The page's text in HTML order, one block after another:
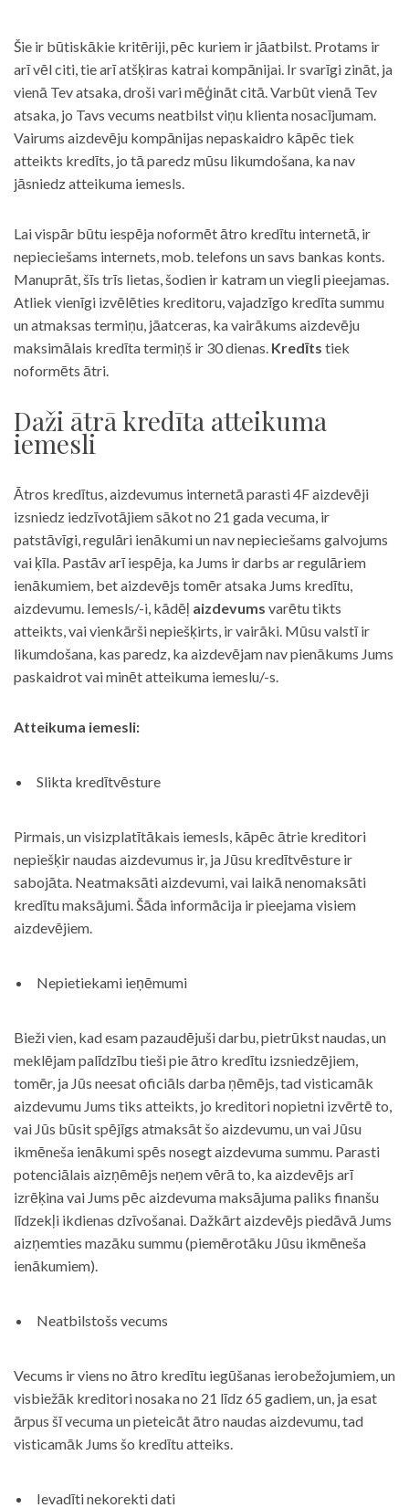
Šie ir būtiskākie kritēriji, pēc kuriem ir jāatbilst. Protams ir
arī vēl citi, tie arī atšķiras katrai kompānijai. Ir svarīgi zināt, ja
vienā Tev atsaka, droši vari mēģināt citā. Varbūt vienā Tev
atsaka, jo Tavs vecums neatbilst viņu klienta nosacījumam.
Vairums aizdevēju kompānijas nepaskaidro kāpēc tiek
atteikts kredīts, jo tā paredz mūsu likumdošana, ka nav
jāsniedz atteikuma iemesls.
Lai vispār būtu iespēja noformēt ātro kredītu internetā, ir
nepieciešams internets, mob. telefons un savs bankas konts.
Manuprāt, šīs trīs lietas, šodien ir katram un viegli pieejamas.
Atliek vienīgi izvēlēties kreditoru, vajadzīgo kredīta summu
un atmaksas termiņu, jāatceras, ka vairākums aizdevēju
maksimālais kredīta termiņš ir 30 dienas. Kredīts tiek
noformēts ātri.
Daži ātrā kredīta atteikuma
iemesli
Ātros kredītus, aizdevumus internetā parasti 4F aizdevēji
izsniedz iedzīvotājiem sākot no 21 gada vecuma, ir
patstāvīgi, regulāri ienākumi un nav nepieciešams galvojums
vai ķīla. Pastāv arī iespēja, ka Jums ir darbs ar regulāriem
ienākumiem, bet aizdevējs tomēr atsaka Jums kredītu,
aizdevumu. Iemesls/-i, kādēļ aizdevums varētu tikts
atteikts, vai vienkārši nepiešķirts, ir vairāki. Mūsu valstī ir
likumdošana, kas paredz, ka aizdevējam nav pienākums Jums
paskaidrot vai minēt atteikuma iemeslu/-s.
Atteikuma iemesli:
Slikta kredītvēsture
Pirmais, un visizplatītākais iemesls, kāpēc ātrie kreditori
nepiešķir naudas aizdevumus ir, ja Jūsu kredītvēsture ir
sabojāta. Neatmaksāti aizdevumi, vai laikā nenomaksāti
kredītu maksājumi. Šāda informācija ir pieejama visiem
aizdevējiem.
Nepietiekami ieņēmumi
Bieži vien, kad esam pazaudējuši darbu, pietrūkst naudas, un
meklējam palīdzību tieši pie ātro kredītu izsniedzējiem,
tomēr, ja Jūs neesat oficiāls darba ņēmējs, tad visticamāk
aizdevumu Jums tiks atteikts, jo kreditori nopietni izvērtē to,
vai Jūs būsit spējīgs atmaksāt šo aizdevumu, un vai Jūsu
ikmēneša ienākumi spēs nosegt aizdevuma summu. Parasti
potenciālais aizņēmējs neņem vērā to, ka aizdevējs arī
izrēķina vai Jums pēc aizdevuma maksājuma paliks finanšu
līdzekļi ikdienas dzīvošanai. Dažkārt aizdevējs piedāvā Jums
aizņemties mazāku summu (piemērotāku Jūsu ikmēneša
ienākumiem).
Neatbilstošs vecums
Vecums ir viens no ātro kredītu iegūšanas ierobežojumiem, un
visbiežāk kreditori nosaka no 21 līdz 65 gadiem, un, ja esat
ārpus šī vecuma un pieteicāt ātro naudas aizdevumu, tad
visticamāk Jums šo kredītu atteiks.
Ievadīti nekorekti dati